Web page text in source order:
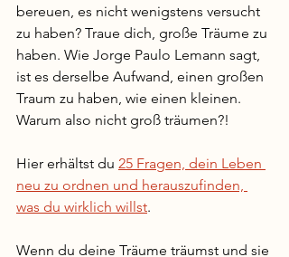
bereuen, es nicht wenigstens versucht
zu haben? Traue dich, große Träume zu
haben. Wie Jorge Paulo Lemann sagt,
ist es derselbe Aufwand, einen großen
Traum zu haben, wie einen kleinen.
Warum also nicht groß träumen?!
Hier erhältst du 25 Fragen, dein Leben
neu zu ordnen und herauszufinden,
was du wirklich willst.
Wenn du deine Träume träumst und sie